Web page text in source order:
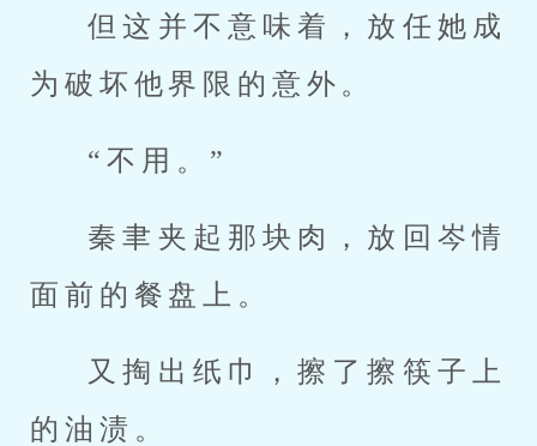
但这并不意味着，放任她成
为破坏他界限的意外。
“不用。”
秦聿夹起那块肉，放回岑情
面前的餐盘上。
又掏出纸巾，擦了擦筷子上
的油渍。